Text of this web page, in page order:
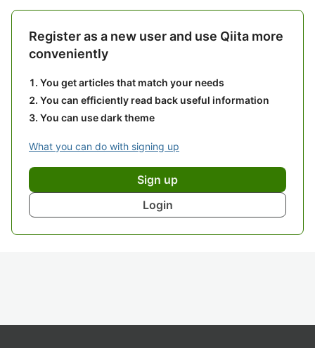
Register as a new user and use Qiita more
conveniently
You get articles that match your needs
You can efficiently read back useful information
You can use dark theme
What you can do with signing up
Sign up
Login